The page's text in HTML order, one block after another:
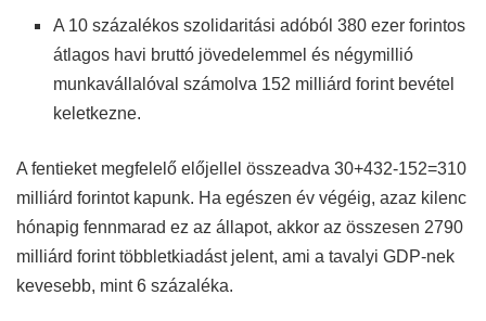
A 10 százalékos szolidaritási adóból 380 ezer forintos
átlagos havi bruttó jövedelemmel és négymillió
munkavállalóval számolva 152 milliárd forint bevétel
keletkezne.
A fentieket megfelelő előjellel összeadva 30+432-152=310
milliárd forintot kapunk. Ha egészen év végéig, azaz kilenc
hónapig fennmarad ez az állapot, akkor az összesen 2790
milliárd forint többletkiadást jelent, ami a tavalyi GDP-nek
kevesebb, mint 6 százaléka.